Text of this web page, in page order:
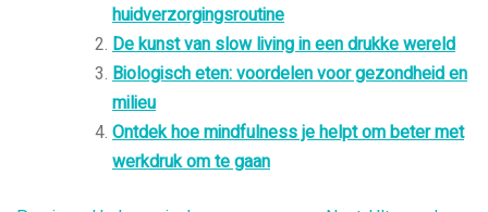
huidverzorgingsroutine
De kunst van slow living in een drukke wereld
Biologisch eten: voordelen voor gezondheid en
milieu
Ontdek hoe mindfulness je helpt om beter met
werkdruk om te gaan